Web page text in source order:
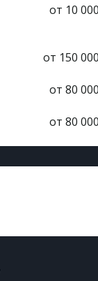
от 10
от 150
от 80
от 80